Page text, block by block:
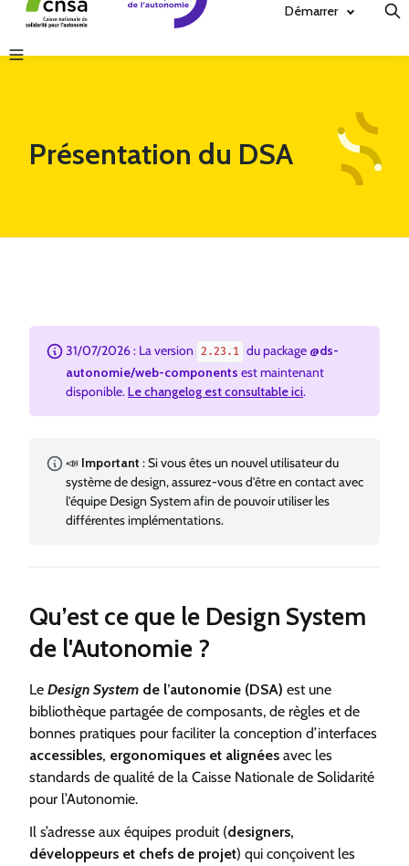
Démarrer
Présentation du DSA
31/07/2026 : La version 2.23.1 du package @ds-
autonomie/web-components est maintenant
disponible.Le changelog est consultable ici.
📣 Important : Si vous êtes un nouvel utilisateur du
système de design, assurez-vous d'être en contact avec
l'équipe Design System afin de pouvoir utiliser les
différentes implémentations.
Qu’est ce que le Design System
de l'Autonomie ?
Le Design System de l’autonomie (DSA) est une
bibliothèque partagée de composants, de règles et de
bonnes pratiques pour faciliter la conception d’interfaces
accessibles, ergonomiques et alignées avec les
standards de qualité de la Caisse Nationale de Solidarité
pour l’Autonomie.
Il s’adresse aux équipes produit (designers,
développeurs et chefs de projet) qui conçoivent les